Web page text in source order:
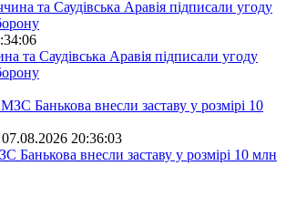
та Саудівська Аравія підписали угоду
07.08.2026 20:36:03
Банькова внесли заставу у розмірі 10 млн